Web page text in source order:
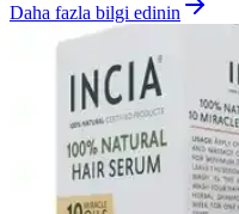
Daha fazla bilgi edinin